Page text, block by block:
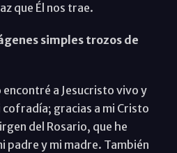
que Él nos trae.
simples trozos de
a Jesucristo vivo y
gracias a mi Cristo
del Rosario, que he
padre y mi madre. También